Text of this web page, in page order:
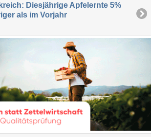
Diesjährige Apfelernte 5%
als im Vorjahr